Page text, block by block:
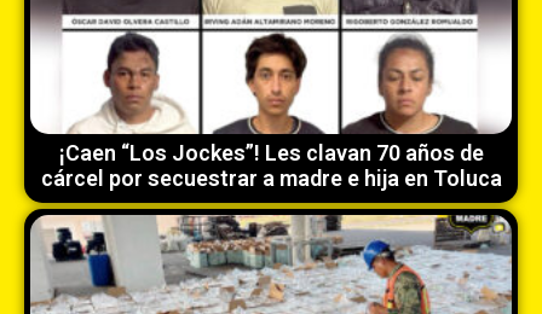
¡Caen “Los Jockes”! Les clavan 70 años de
cárcel por secuestrar a madre e hija en Toluca